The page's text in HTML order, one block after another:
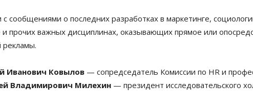
сообщениями о последних разработках в маркетинге,
и прочих важных дисциплинах, оказывающих прямое или
рекламы.
Иванович Ковылов — сопредседатель Комиссии по HR и
Владимирович Милехин — президент исследовательского